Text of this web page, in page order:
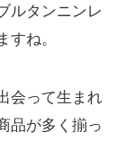
ルタンニンレ
ね。
会って生まれ
品が多く揃っ